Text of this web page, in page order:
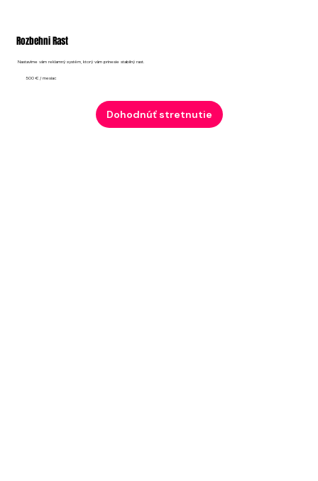
Rozbehni Rast
Nastavíme vám reklamný systém, ktorý vám prinesie stabilný rast.
500 € / mesiac
Dohodnúť stretnutie